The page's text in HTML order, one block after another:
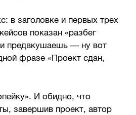
в заголовке и первых трех
показан «разбег
предвкушаешь — ну вот
фразе «Проект сдан,
И обидно, что
завершив проект, автор